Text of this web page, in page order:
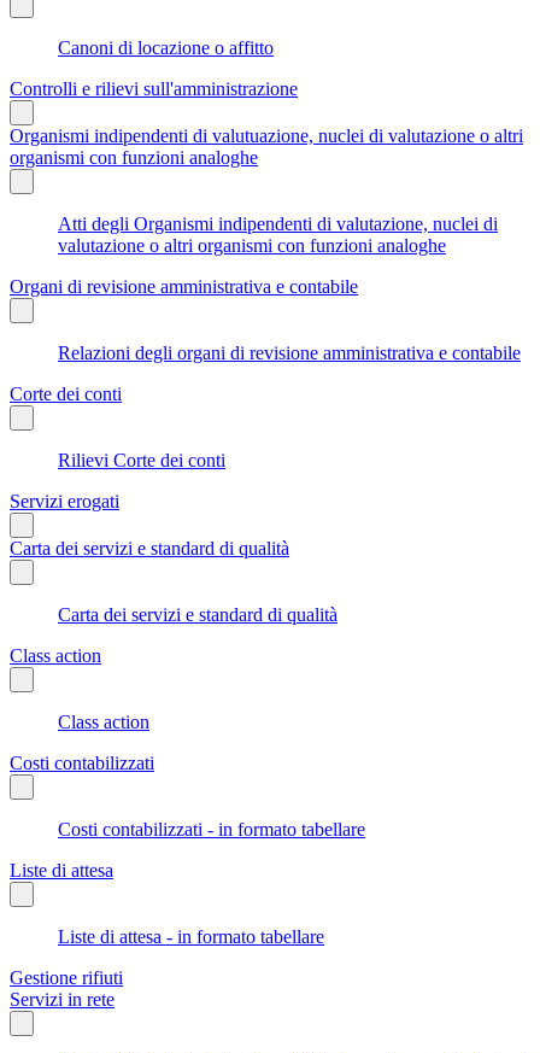
Canoni di locazione o affitto
Controlli e rilievi sull'amministrazione
Organismi indipendenti di valutuazione, nuclei di valutazione o altri
organismi con funzioni analoghe
Atti degli Organismi indipendenti di valutazione, nuclei di
valutazione o altri organismi con funzioni analoghe
Organi di revisione amministrativa e contabile
Relazioni degli organi di revisione amministrativa e contabile
Corte dei conti
Rilievi Corte dei conti
Servizi erogati
Carta dei servizi e standard di qualità
Carta dei servizi e standard di qualità
Class action
Class action
Costi contabilizzati
Costi contabilizzati - in formato tabellare
Liste di attesa
Liste di attesa - in formato tabellare
Gestione rifiuti
Servizi in rete